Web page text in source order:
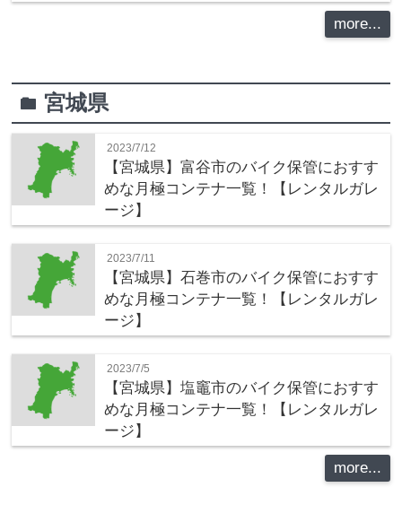
more...
folder 宮城県
2023/7/12
【宮城県】富谷市のバイク保管におすす
めな月極コンテナ一覧！【レンタルガレ
ージ】
2023/7/11
【宮城県】石巻市のバイク保管におすす
めな月極コンテナ一覧！【レンタルガレ
ージ】
2023/7/5
【宮城県】塩竈市のバイク保管におすす
めな月極コンテナ一覧！【レンタルガレ
ージ】
more...